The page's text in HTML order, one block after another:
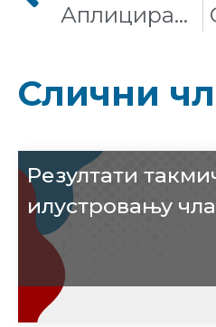
Аплицирање за стипендирање Викиманије 2014 је отворено
Слични
Резултати
илустровању